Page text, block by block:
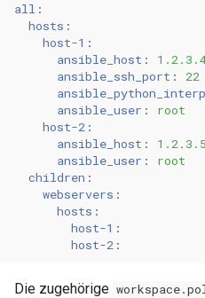
all :
hosts :
host-1 :
ansible_host :
ansible_ssh_port :
22
ansible_user :
root
host-2 :
ansible_host :
1.2.3.5
ansible_user :
root
children :
webservers :
hosts :
host-1 :
host-2 :
Die zugehörige